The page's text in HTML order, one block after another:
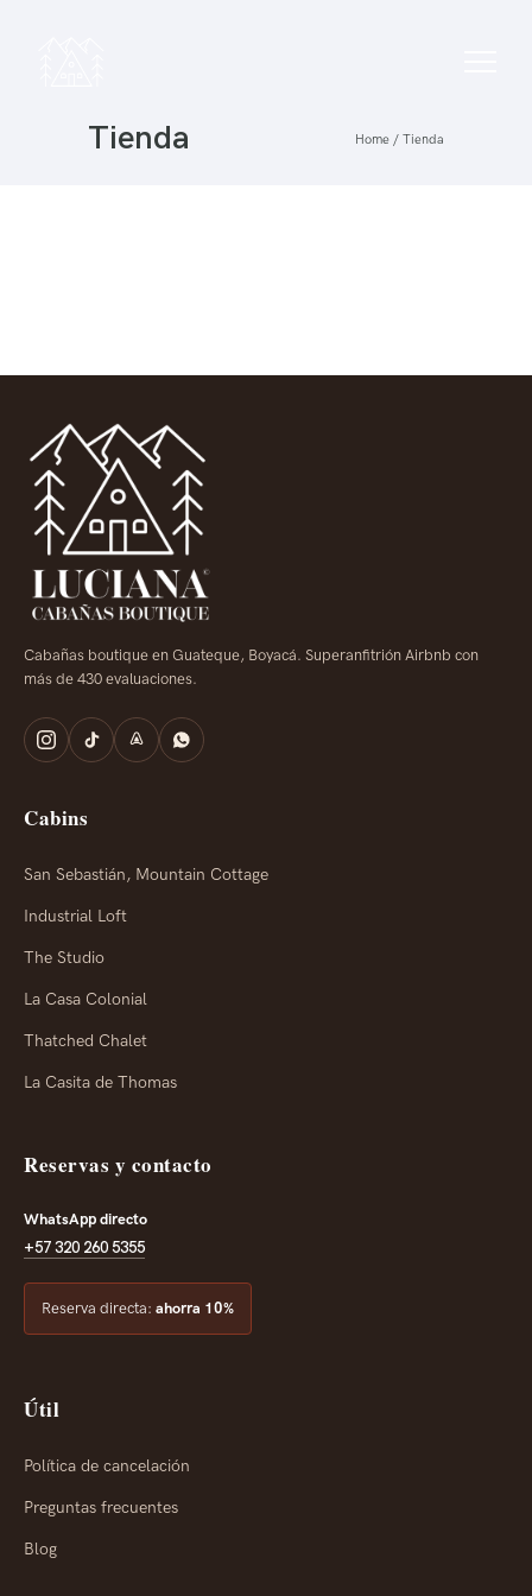
Tienda Home / Tienda
Cabañas boutique en Guateque, Boyacá. Superanfitrión Airbnb con
más de 430 evaluaciones.
Cabins
San Sebastián, Mountain Cottage
Industrial Loft
The Studio
La Casa Colonial
Thatched Chalet
La Casita de Thomas
Reservas y contacto
WhatsApp directo
+57 320 260 5355
Reserva directa: ahorra 10%
Útil
Política de cancelación
Preguntas frecuentes
Blog